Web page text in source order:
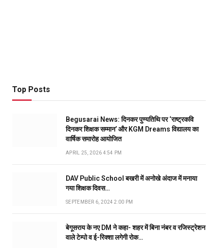
Top Posts
Begusarai News: दिनकर पुण्यतिथि पर ‘राष्ट्रकवि
दिनकर शिक्षक सम्मान’ और KGM Dreams विद्यालय का
वार्षिक समारोह आयोजित
APRIL 25, 2026 4:54 PM
DAV Public School बखरी में अनोखे अंदाज में मनाया
गया शिक्षक दिवस…
SEPTEMBER 6, 2024 2:00 PM
बेगूसराय के नए DM ने कहा- शहर में बिना नंबर व रजिस्ट्रेशन
वाले टेम्पो व ई-रिक्शा लगेगी रोक…